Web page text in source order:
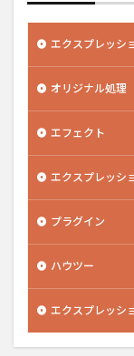
エクスプレッシ
オリジナル処理
エフェクト
エクスプレッシ
プラグイン
ハウツー
エクスプレッシ